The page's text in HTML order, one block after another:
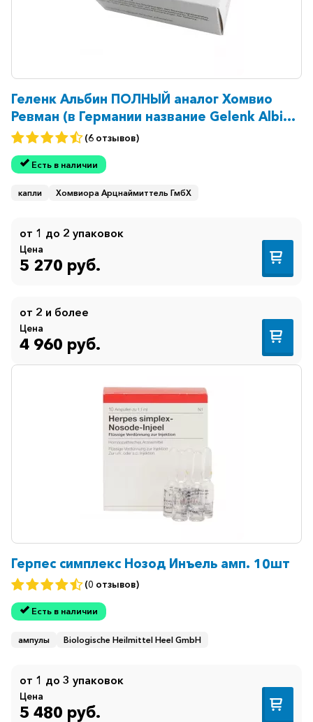
Геленк Альбин ПОЛНЫЙ аналог Хомвио
Ревман (в Германии название Gelenk Albin)
капли флак. 50мл
(6 отзывов)
Есть в наличии
капли Хомвиора Арцнаймиттель ГмбХ
от 1 до 2 упаковок
Цена
5 270 руб.
от 2 и более
Цена
4 960 руб.
Герпес симплекс Нозод Инъель амп. 10шт
(0 отзывов)
Есть в наличии
ампулы Biologische Heilmittel Heel GmbH
от 1 до 3 упаковок
Цена
5 480 руб.